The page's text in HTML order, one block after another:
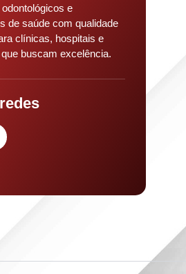
e
de saúde com qualidade
clínicas, hospitais e
buscam excelência.